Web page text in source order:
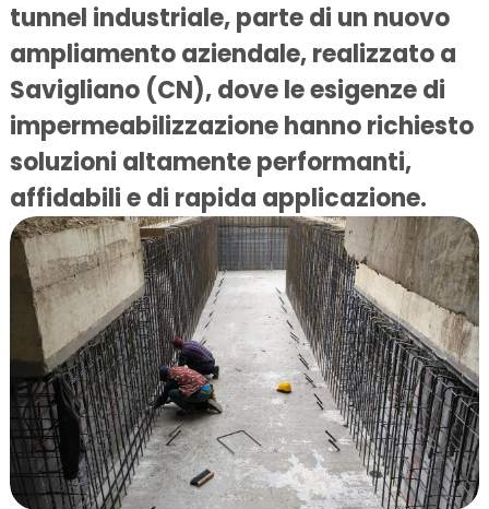
tunnel industriale, parte di un nuovo
ampliamento aziendale, realizzato a
Savigliano (CN), dove le esigenze di
impermeabilizzazione hanno richiesto
soluzioni altamente performanti,
affidabili e di rapida applicazione.